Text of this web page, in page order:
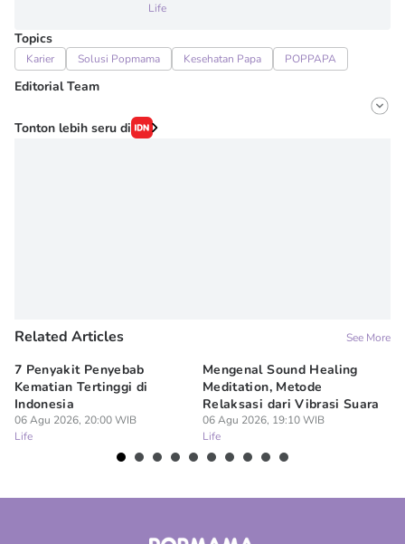
Life
Topics
Karier Solusi Popmama Kesehatan Papa POPPAPA
Editorial Team
Editor
Onic Metheany
Tonton lebih seru di
Related Articles See More
7 Penyakit Penyebab
Kematian Tertinggi di
Indonesia
06 Agu 2026, 20:00 WIB
Life
Mengenal Sound Healing
Meditation, Metode
Relaksasi dari Vibrasi Suara
06 Agu 2026, 19:10 WIB
Life